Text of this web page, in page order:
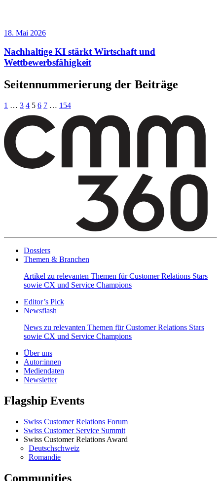
18. Mai 2026
Nachhaltige KI stärkt Wirtschaft und
Wettbewerbsfähigkeit
Seitennummerierung der Beiträge
1 … 3 4 5 6 7 … 154
Dossiers
Themen & Branchen
Artikel zu relevanten Themen für Customer Relations Stars
sowie CX und Service Champions
Editor’s Pick
Newsflash
News zu relevanten Themen für Customer Relations Stars
sowie CX und Service Champions
Über uns
Autor:innen
Mediendaten
Newsletter
Flagship Events
Swiss Customer Relations Forum
Swiss Customer Service Summit
Swiss Customer Relations Award
Deutschschweiz
Romandie
Communities